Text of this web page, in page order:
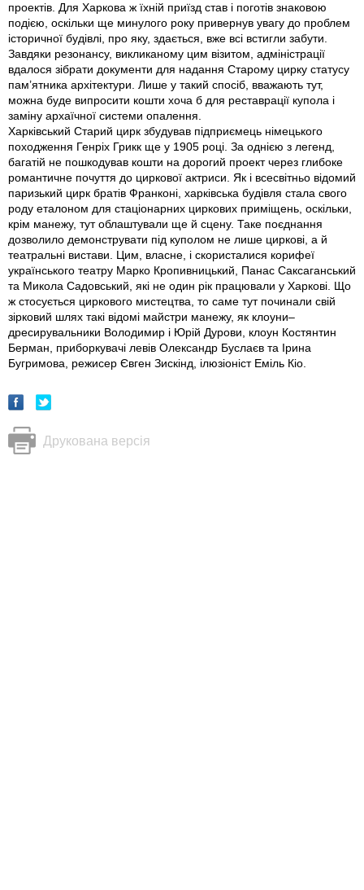
проектів. Для Харкова ж їхній приїзд став і поготів знаковою
подією, оскільки ще минулого року привернув увагу до проблем
історичної будівлі, про яку, здається, вже всі встигли забути.
Завдяки резонансу, викликаному цим візитом, адміністрації
вдалося зібрати документи для надання Старому цирку статусу
пам’ятника архітектури. Лише у такий спосіб, вважають тут,
можна буде випросити кошти хоча б для реставрації купола і
заміну архаїчної системи опалення.
Харківський Старий цирк збудував підприємець німецького
походження Генріх Грикк ще у 1905 році. За однією з легенд,
багатій не пошкодував кошти на дорогий проект через глибоке
романтичне почуття до циркової актриси. Як і всесвітньо відомий
паризький цирк братів Франконі, харківська будівля стала свого
роду еталоном для стаціонарних циркових приміщень, оскільки,
крім манежу, тут облаштували ще й сцену. Таке поєднання
дозволило демонструвати під куполом не лише циркові, а й
театральні вистави. Цим, власне, і скористалися корифеї
українського театру Марко Кропивницький, Панас Саксаганський
та Микола Садовський, які не один рік працювали у Харкові. Що
ж стосується циркового мистецтва, то саме тут починали свій
зірковий шлях такі відомі майстри манежу, як клоуни–
дресирувальники Володимир і Юрій Дурови, клоун Костянтин
Берман, приборкувачі левів Олександр Буслаєв та Ірина
Бугримова, режисер Євген Зискінд, ілюзіоніст Еміль Кіо.
Друкована версія